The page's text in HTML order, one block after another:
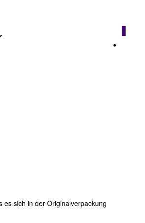
0
sich in der Originalverpackung